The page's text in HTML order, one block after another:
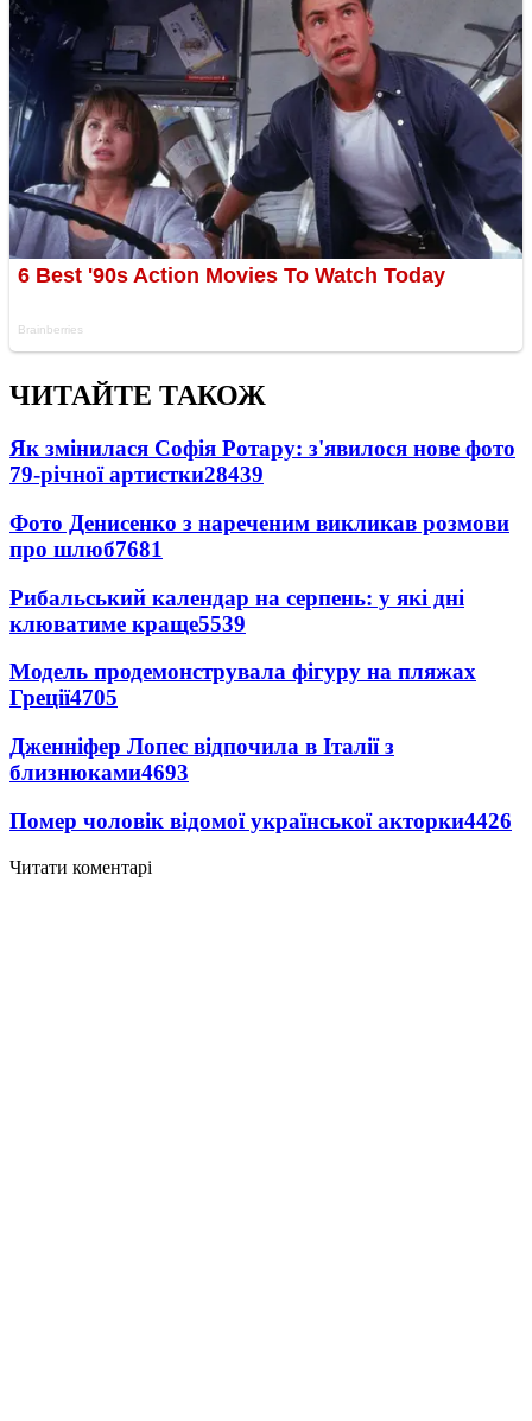
ЧИТАЙТЕ ТАКОЖ
Як змінилася Софія Ротару: з'явилося нове фото
79-річної артистки28439
Фото Денисенко з нареченим викликав розмови
про шлюб7681
Рибальський календар на серпень: у які дні
клюватиме краще5539
Модель продемонструвала фігуру на пляжах
Греції4705
Дженніфер Лопес відпочила в Італії з
близнюками4693
Помер чоловік відомої української акторки4426
Читати коментарі